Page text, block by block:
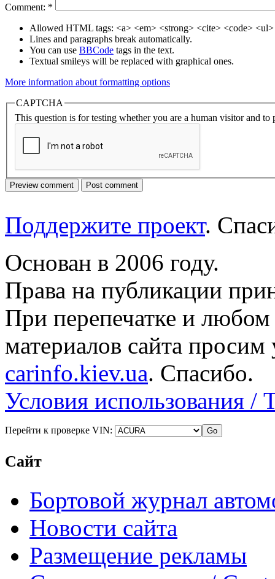
Comment: *
Allowed HTML tags: <a> <em> <strong> <cite> <code>
Lines and paragraphs break automatically.
You can use BBCode tags in the text.
Textual smileys will be replaced with graphical ones.
More information about formatting options
CAPTCHA
This question is for testing whether you are a human visitor and to
Поддержите проект.
Основан в 2006 году.
Права на публикации
При перепечатке и
материалов сайта просим
carinfo.kiev.ua. Спасибо.
Условия использования /
Перейти к проверке VIN:
Сайт
Бортовой журнал
Новости сайта
Размещение рекламы